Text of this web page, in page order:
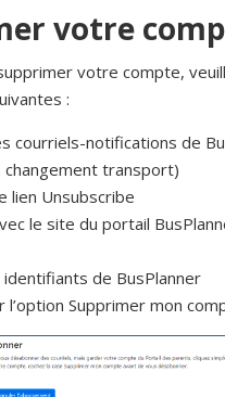
votre
votre compte,
:
courriels-notifications de
changement transport)
lien Unsubscribe
le site du portail
de BusPlanner
l’option Supprimer mon